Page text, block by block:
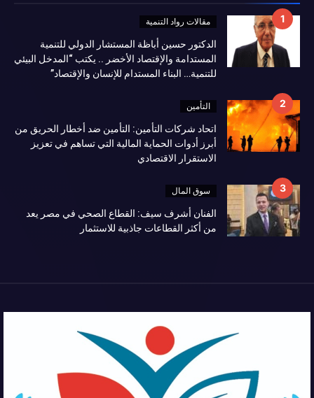
مقالات رواد التنمية
الدكتور حسين أباظة المستشار الدولي للتنمية
المستدامة والإقتصاد الأخضر .. يكتب “المدخل البيئي
للتنمية… البناء المستدام للإنسان والإقتصاد”
التأمين
اتحاد شركات التأمين: التأمين ضد أخطار الحريق من
أبرز أدوات الحماية المالية التي تساهم في تعزيز
الاستقرار الاقتصادي
سوق المال
الفنان أشرف سيف: القطاع الصحي في مصر يعد
من أكثر القطاعات جاذبية للاستثمار